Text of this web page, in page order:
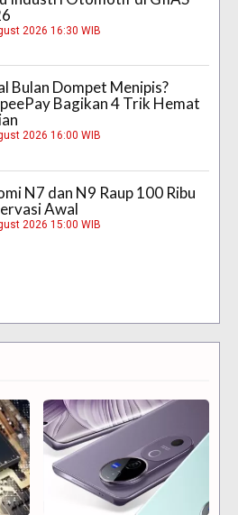
2026 16:30 WIB
Bulan Dompet Menipis?
Bagikan 4 Trik Hemat
2026 16:00 WIB
N7 dan N9 Raup 100 Ribu
Awal
2026 15:00 WIB